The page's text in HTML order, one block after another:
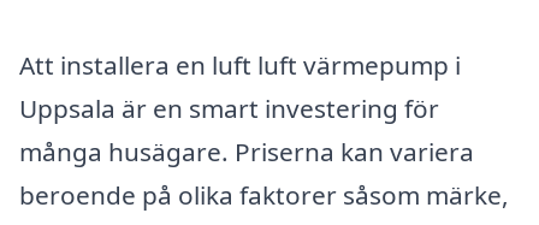
Att installera en luft luft värmepump i
Uppsala är en smart investering för
många husägare. Priserna kan variera
beroende på olika faktorer såsom märke,